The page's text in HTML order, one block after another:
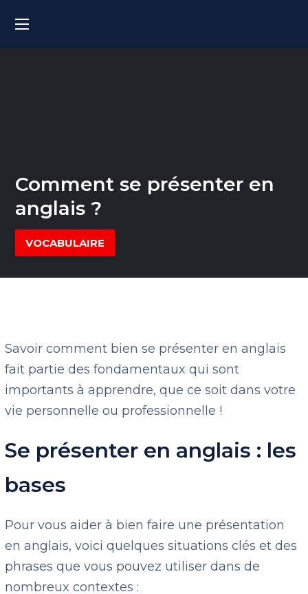
Comment se présenter en
anglais ?
VOCABULAIRE
Savoir comment bien se présenter en anglais
fait partie des fondamentaux qui sont
importants à apprendre, que ce soit dans votre
vie personnelle ou professionnelle !
Se présenter en anglais : les
bases
Pour vous aider à bien faire une présentation
en anglais, voici quelques situations clés et des
phrases que vous pouvez utiliser dans de
nombreux contextes :